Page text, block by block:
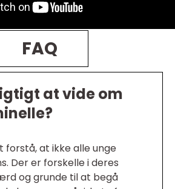
FAQ
at vide om
forstå, at ikke alle unge
Der er forskelle i deres
og grunde til at begå